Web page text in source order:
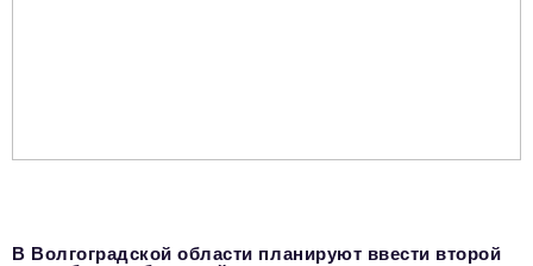
В Волгоградской области планируют ввести второй